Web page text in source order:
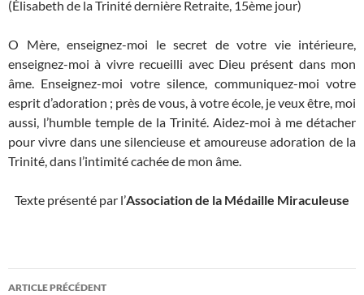
(Élisabeth de la Trinité dernière Retraite, 15ème jour)
O Mère, enseignez-moi le secret de votre vie intérieure,
enseignez-moi à vivre recueilli avec Dieu présent dans mon
âme. Enseignez-moi votre silence, communiquez-moi votre
esprit d’adoration ; près de vous, à votre école, je veux être, moi
aussi, l’humble temple de la Trinité. Aidez-moi à me détacher
pour vivre dans une silencieuse et amoureuse adoration de la
Trinité, dans l’intimité cachée de mon âme.
Texte présenté par l’Association de la Médaille Miraculeuse
Navigation
ARTICLE PRÉCÉDENT